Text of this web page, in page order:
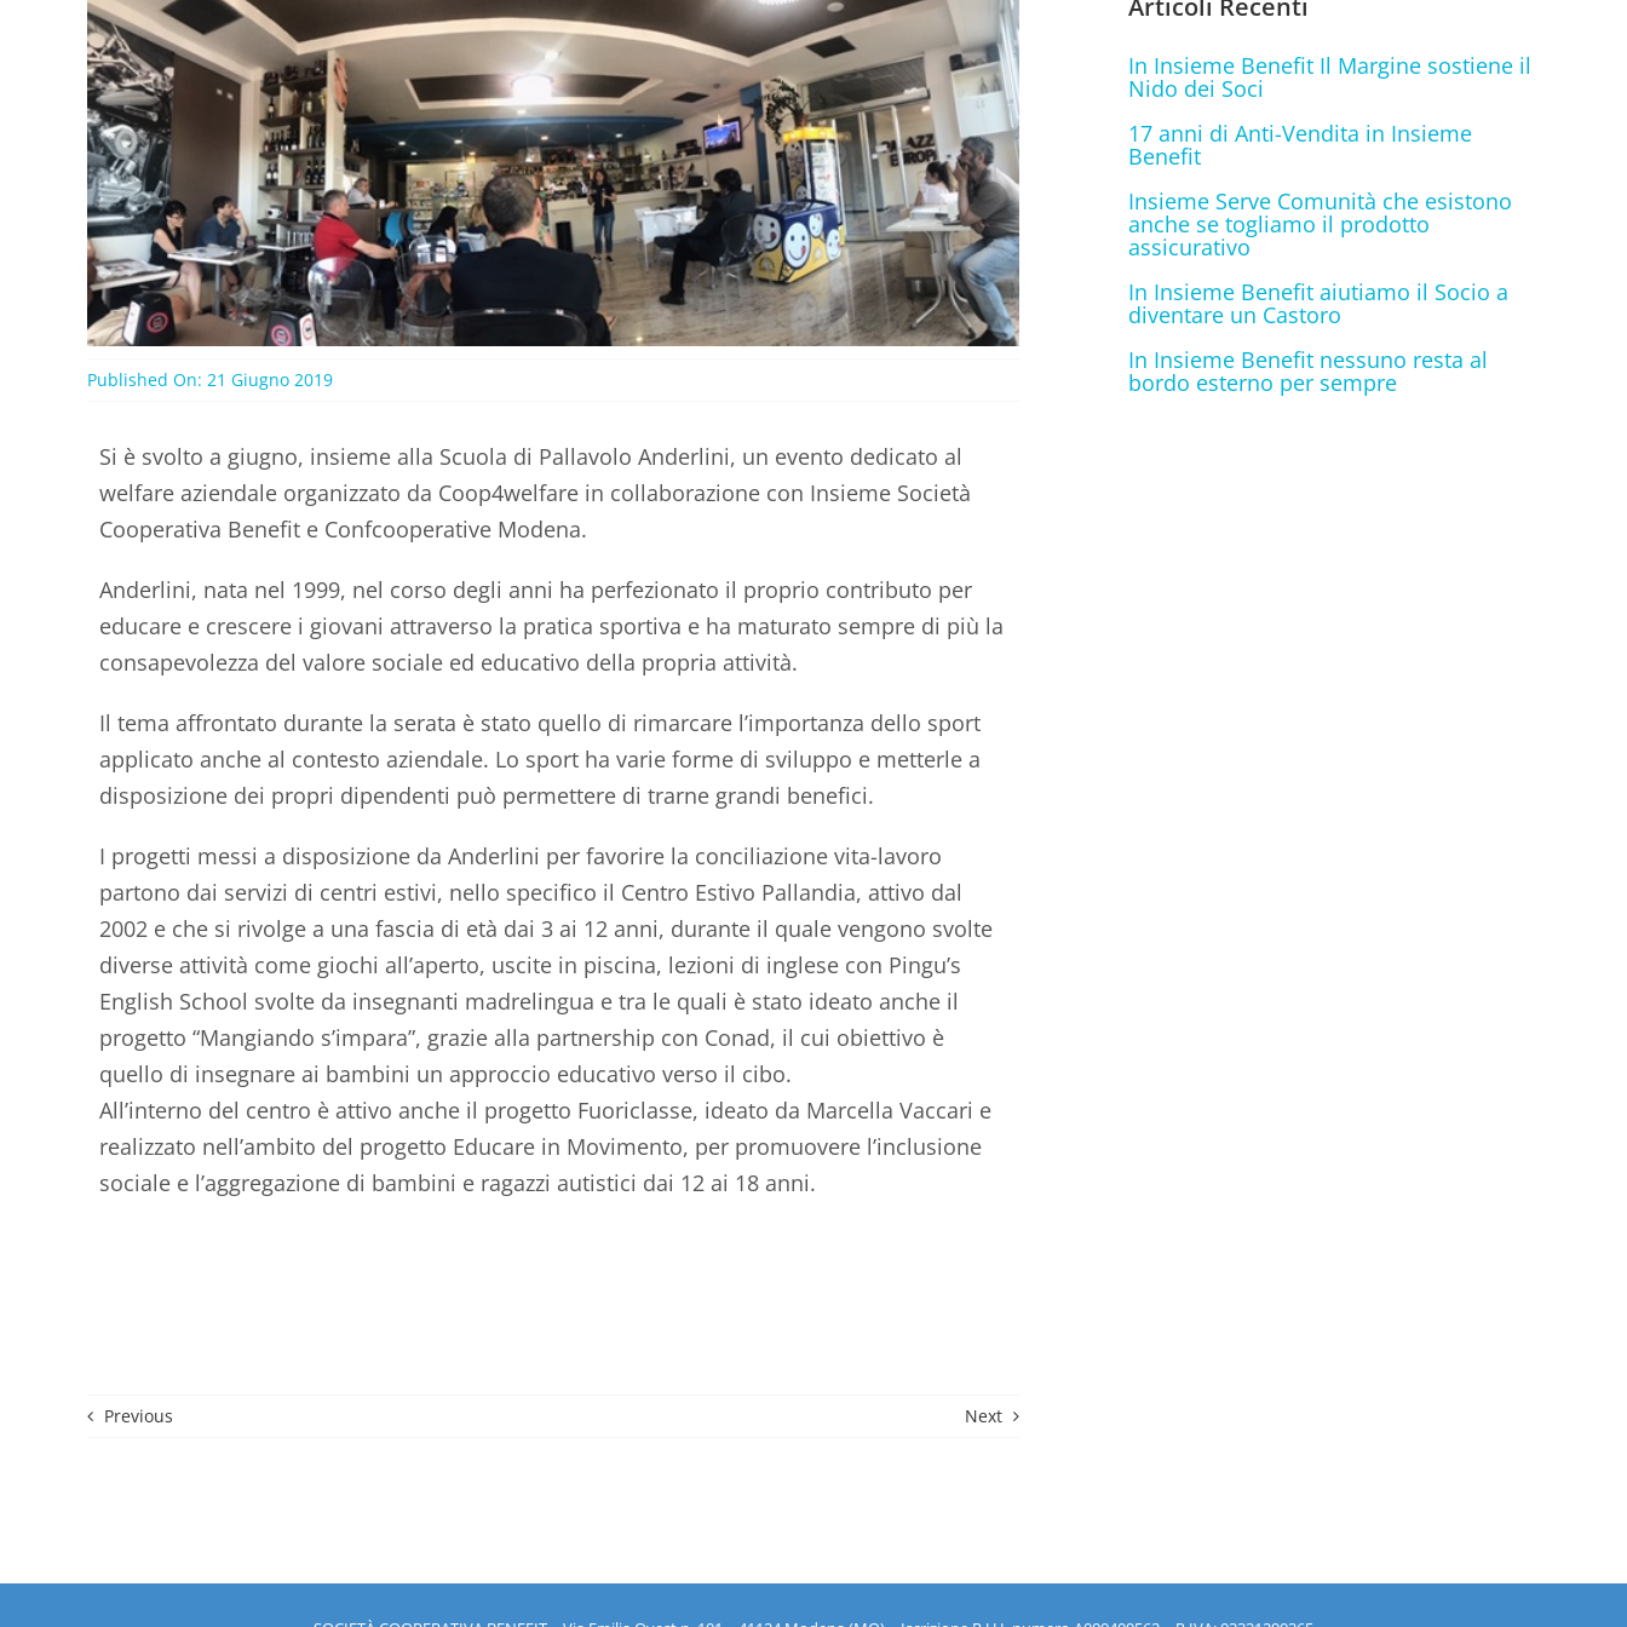
Published On: 21 Giugno 2019
Si è svolto a giugno, insieme alla Scuola di Pallavolo Anderlini, un evento dedicato al
welfare aziendale organizzato da Coop4welfare in collaborazione con Insieme Società
Cooperativa Benefit e Confcooperative Modena.
Anderlini, nata nel 1999, nel corso degli anni ha perfezionato il proprio contributo per
educare e crescere i giovani attraverso la pratica sportiva e ha maturato sempre di più la
consapevolezza del valore sociale ed educativo della propria attività.
Il tema affrontato durante la serata è stato quello di rimarcare l’importanza dello sport
applicato anche al contesto aziendale. Lo sport ha varie forme di sviluppo e metterle a
disposizione dei propri dipendenti può permettere di trarne grandi benefici.
I progetti messi a disposizione da Anderlini per favorire la conciliazione vita-lavoro
partono dai servizi di centri estivi, nello specifico il Centro Estivo Pallandia, attivo dal
2002 e che si rivolge a una fascia di età dai 3 ai 12 anni, durante il quale vengono svolte
diverse attività come giochi all’aperto, uscite in piscina, lezioni di inglese con Pingu’s
English School svolte da insegnanti madrelingua e tra le quali è stato ideato anche il
progetto “Mangiando s’impara”, grazie alla partnership con Conad, il cui obiettivo è
quello di insegnare ai bambini un approccio educativo verso il cibo.
All’interno del centro è attivo anche il progetto Fuoriclasse, ideato da Marcella Vaccari e
realizzato nell’ambito del progetto Educare in Movimento, per promuovere l’inclusione
sociale e l’aggregazione di bambini e ragazzi autistici dai 12 ai 18 anni.
Previous Next
Articoli Recenti
In Insieme Benefit Il Margine sostiene il
Nido dei Soci
17 anni di Anti-Vendita in Insieme
Benefit
Insieme Serve Comunità che esistono
anche se togliamo il prodotto
assicurativo
In Insieme Benefit aiutiamo il Socio a
diventare un Castoro
In Insieme Benefit nessuno resta al
bordo esterno per sempre